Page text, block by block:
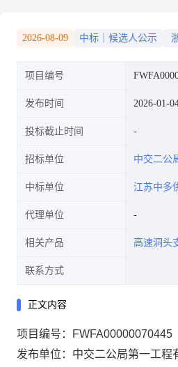
2026-08-09 中标｜候选人公示
项目编号
发布时间 2026-01-
投标截止时间
招标单位 中交二公
中标单位 江苏中多
代理单位
相关产品 高速洞头
联系方式
正文内容
项目编号：FWFA00000070445
发布单位：中交二公局第一工程